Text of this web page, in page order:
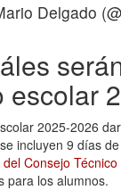
Delgado
escolar
2025-2026
incluyen 9 días
Consejo Técnico
para los alumnos.